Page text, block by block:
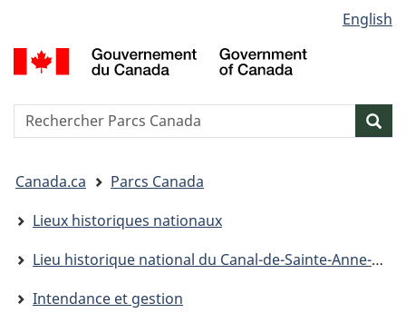
au
contenu
« Au
du
la
HTML
de
la
langue
English
Reserche
êtes
ici&nbsp;:
Canada.ca
Parcs Canada
Lieux historiques nationaux
Lieu historique national du Canal-de-Sainte-Anne-de-Bellevue
Intendance et gestion